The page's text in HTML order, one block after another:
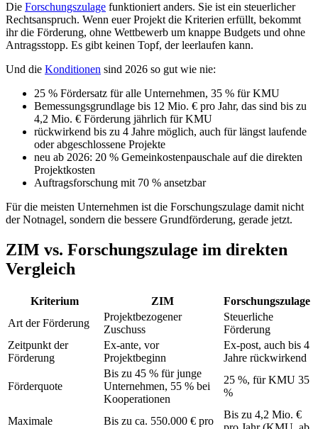
Die Forschungszulage funktioniert anders. Sie ist ein steuerlicher
Rechtsanspruch. Wenn euer Projekt die Kriterien erfüllt, bekommt
ihr die Förderung, ohne Wettbewerb um knappe Budgets und ohne
Antragsstopp. Es gibt keinen Topf, der leerlaufen kann.
Und die Konditionen sind 2026 so gut wie nie:
25 % Fördersatz für alle Unternehmen, 35 % für KMU
Bemessungsgrundlage bis 12 Mio. € pro Jahr, das sind bis zu
4,2 Mio. € Förderung jährlich für KMU
rückwirkend bis zu 4 Jahre möglich, auch für längst laufende
oder abgeschlossene Projekte
neu ab 2026: 20 % Gemeinkostenpauschale auf die direkten
Projektkosten
Auftragsforschung mit 70 % ansetzbar
Für die meisten Unternehmen ist die Forschungszulage damit nicht
der Notnagel, sondern die bessere Grundförderung, gerade jetzt.
ZIM vs. Forschungszulage im direkten
Vergleich
Kriterium ZIM
Forschungszulage
Art der Förderung
Projektbezogener
Zuschuss
Steuerliche
Förderung
Zeitpunkt der
Förderung
Ex-ante, vor
Projektbeginn
Ex-post, auch bis 4
Jahre rückwirkend
Förderquote
Bis zu 45 % für junge
Unternehmen, 55 % bei
Kooperationen
25 %, für KMU 35
%
Maximale
Bis zu ca. 550.000 € pro
Bis zu 4,2 Mio. €